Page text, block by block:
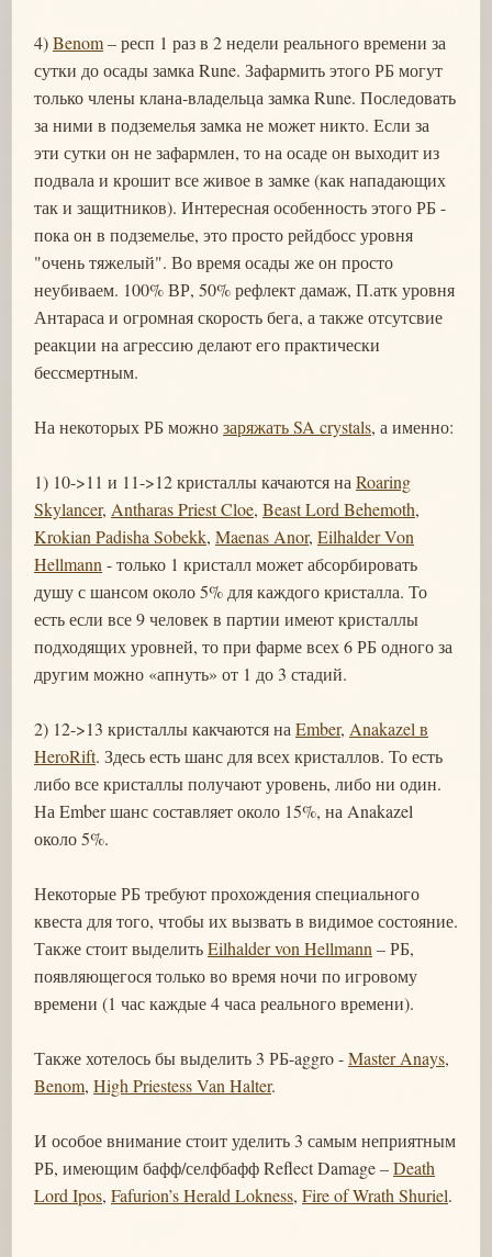
4)Benom– респ 1 раз в 2 недели реального времени за
сутки до осады замка Rune. Зафармить этого РБ могут
только члены клана-владельца замка Rune. Последовать
за ними в подземелья замка не может никто. Если за
эти сутки он не зафармлен, то на осаде он выходит из
подвала и крошит все живое в замке (как нападающих
так и защитников). Интересная особенность этого РБ -
пока он в подземелье, это просто рейдбосс уровня
"очень тяжелый". Во время осады же он просто
неубиваем. 100% ВР, 50% рефлект дамаж, П.атк уровня
Антараса и огромная скорость бега, а также отсутсвие
реакции на агрессию делают его практически
бессмертным.
На некоторых РБ можнозаряжать SA crystals, а именно:
1) 10->11 и 11->12 кристаллы качаются на Roaring
Skylancer, Antharas Priest Cloe, Beast Lord Behemoth,
Krokian Padisha Sobekk, Maenas Anor, Eilhalder Von
Hellmann - только 1 кристалл может абсорбировать
душу с шансом около 5% для каждого кристалла. То
есть если все 9 человек в партии имеют кристаллы
подходящих уровней, то при фарме всех 6 РБ одного за
другим можно «апнуть» от 1 до 3 стадий.
2) 12->13 кристаллы какчаются на Ember, Anakazel в
HeroRift. Здесь есть шанс для всех кристаллов. То есть
либо все кристаллы получают уровень, либо ни один.
На Ember шанс составляет около 15%, на Anakazel
около 5%.
Некоторые РБ требуют прохождения специального
квеста для того, чтобы их вызвать в видимое состояние.
Также стоит выделитьEilhalder von Hellmann – РБ,
появляющегося только во время ночи по игровому
времени (1 час каждые 4 часа реального времени).
Также хотелось бы выделить 3 РБ-aggro -Master Anays,
Benom, High Priestess Van Halter.
И особое внимание стоит уделить 3 самым неприятным
РБ, имеющим бафф/селфбафф Reflect Damage –Death
Lord Ipos, Fafurion’s Herald Lokness, Fire of Wrath Shuriel.